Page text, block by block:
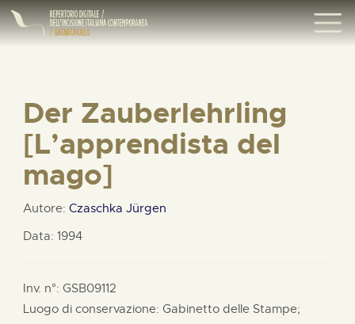
Der Zauberlehrling
[L’apprendista del
mago]
Autore: Czaschka Jürgen
Data: 1994
Inv. n°: GSB09112
Luogo di conservazione: Gabinetto delle Stampe;